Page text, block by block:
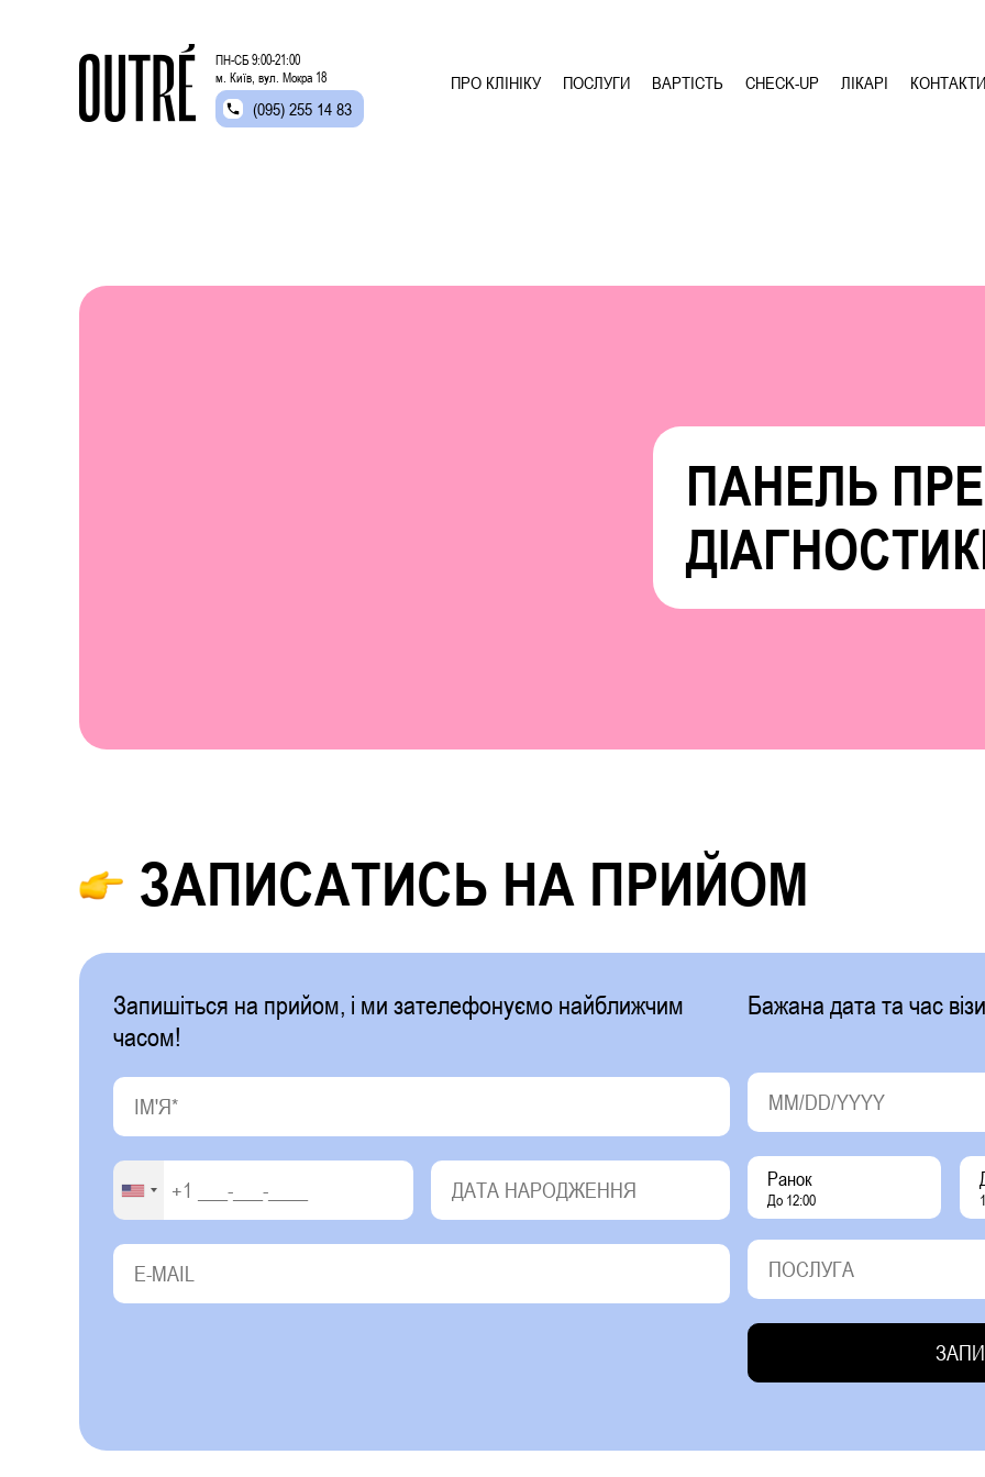
ПН-СБ 9:00-21:00
м. Київ, вул. Мокра 18
(095) 255 14 83
ПРО КЛІНІКУ ПОСЛУГИ ВАРТІСТЬ CHECK-UP ЛІКАРІ КОНТАКТИ
ПАНЕЛЬ
ЗАПИСАТИСЬ НА ПРИЙОМ
Запишіться на прийом, і ми зателефонуємо найближчим
часом!
Бажана дата та час
Ранок
До 12:00